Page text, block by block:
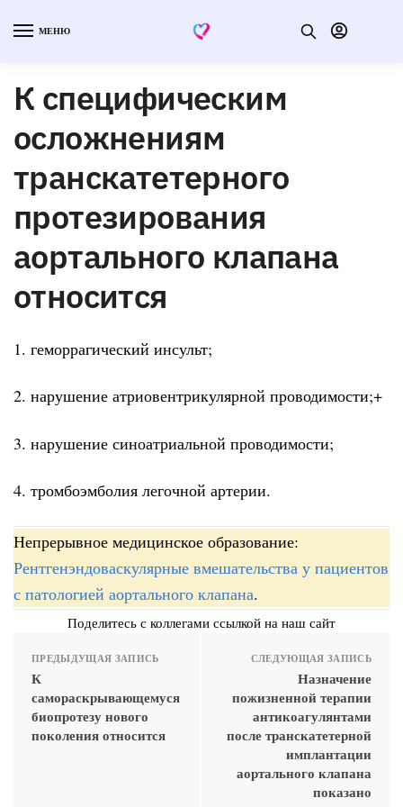
МЕНЮ
К специфическим
осложнениям
транскатетерного
протезирования
аортального клапана
относится
1. геморрагический инсульт;
2. нарушение атриовентрикулярной проводимости;+
3. нарушение синоатриальной проводимости;
4. тромбоэмболия легочной артерии.
Непрерывное медицинское образование:
Рентгенэндоваскулярные вмешательства у пациентов
с патологией аортального клапана.
Поделитесь с коллегами ссылкой на наш сайт
ПРЕДЫДУЩАЯ ЗАПИСЬ
К
самораскрывающемуся
биопротезу нового
поколения относится
СЛЕДУЮЩАЯ ЗАПИСЬ
Назначение
пожизненной терапии
антикоагулянтами
после транскатетерной
имплантации
аортального клапана
показано